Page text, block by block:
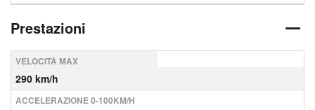
Prestazioni
VELOCITÀ MAX
290 km/h
ACCELERAZIONE 0-100KM/H